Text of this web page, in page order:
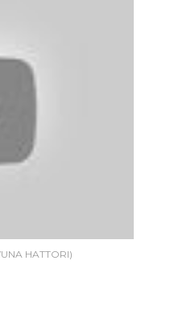
HATTORI)